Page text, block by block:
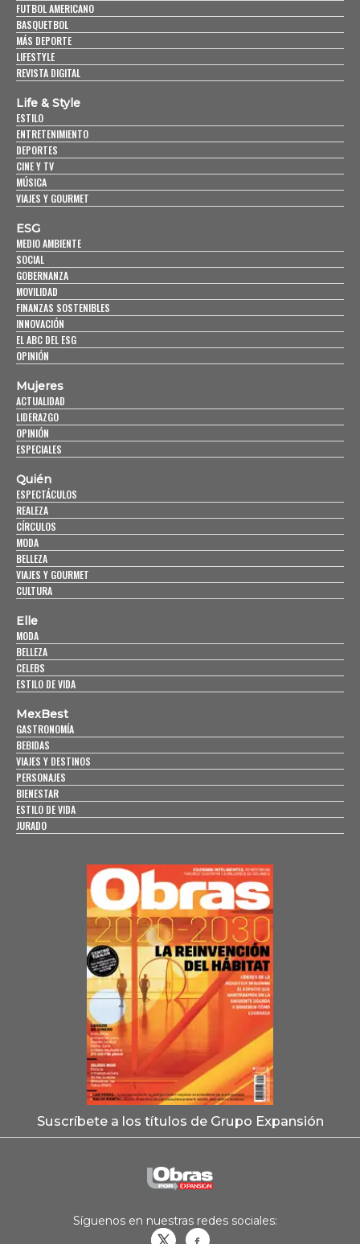
FUTBOL AMERICANO
BASQUETBOL
MÁS DEPORTE
LIFESTYLE
REVISTA DIGITAL
Life & Style
ESTILO
ENTRETENIMIENTO
DEPORTES
CINE Y TV
MÚSICA
VIAJES Y GOURMET
ESG
MEDIO AMBIENTE
SOCIAL
GOBERNANZA
MOVILIDAD
FINANZAS SOSTENIBLES
INNOVACIÓN
EL ABC DEL ESG
OPINIÓN
Mujeres
ACTUALIDAD
LIDERAZGO
OPINIÓN
ESPECIALES
Quién
ESPECTÁCULOS
REALEZA
CÍRCULOS
MODA
BELLEZA
VIAJES Y GOURMET
CULTURA
Elle
MODA
BELLEZA
CELEBS
ESTILO DE VIDA
MexBest
GASTRONOMÍA
BEBIDAS
VIAJES Y DESTINOS
PERSONAJES
BIENESTAR
ESTILO DE VIDA
JURADO
Suscríbete a los títulos de Grupo Expansión
Síguenos en nuestras redes sociales: